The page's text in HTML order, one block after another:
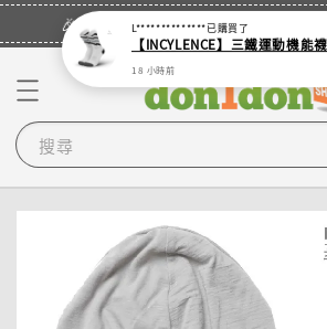
🎉登入會員・領取您的專屬折扣券！
搜尋
L**************已購買了
18 小時前